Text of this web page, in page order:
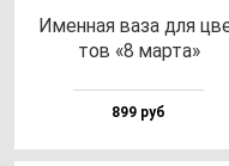
Имен­ная ва­за для
тов «8 мар­та»
899 руб